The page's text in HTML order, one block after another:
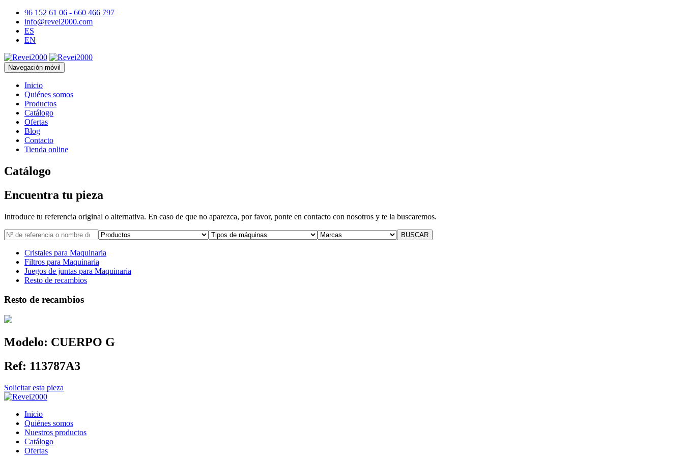
96 152 61 06 - 660 466 797
info@revei2000.com
ES
EN
Navegación móvil
Inicio
Quiénes somos
Productos
Catálogo
Ofertas
Blog
Contacto
Tienda online
Catálogo
Encuentra tu pieza
Introduce tu referencia original o alternativa. En caso de que no aparezca, por favor, ponte en contacto con nosotros y te la buscaremos.
Cristales para Maquinaria
Filtros para Maquinaria
Juegos de juntas para Maquinaria
Resto de recambios
Resto de recambios
Modelo: CUERPO G
Ref: 113787A3
Solicitar esta pieza
Inicio
Quiénes somos
Nuestros productos
Catálogo
Ofertas